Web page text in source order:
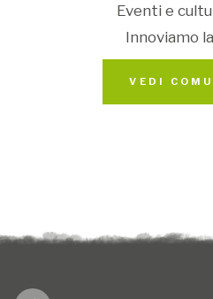
Eventi e
Innoviamo
VEDI